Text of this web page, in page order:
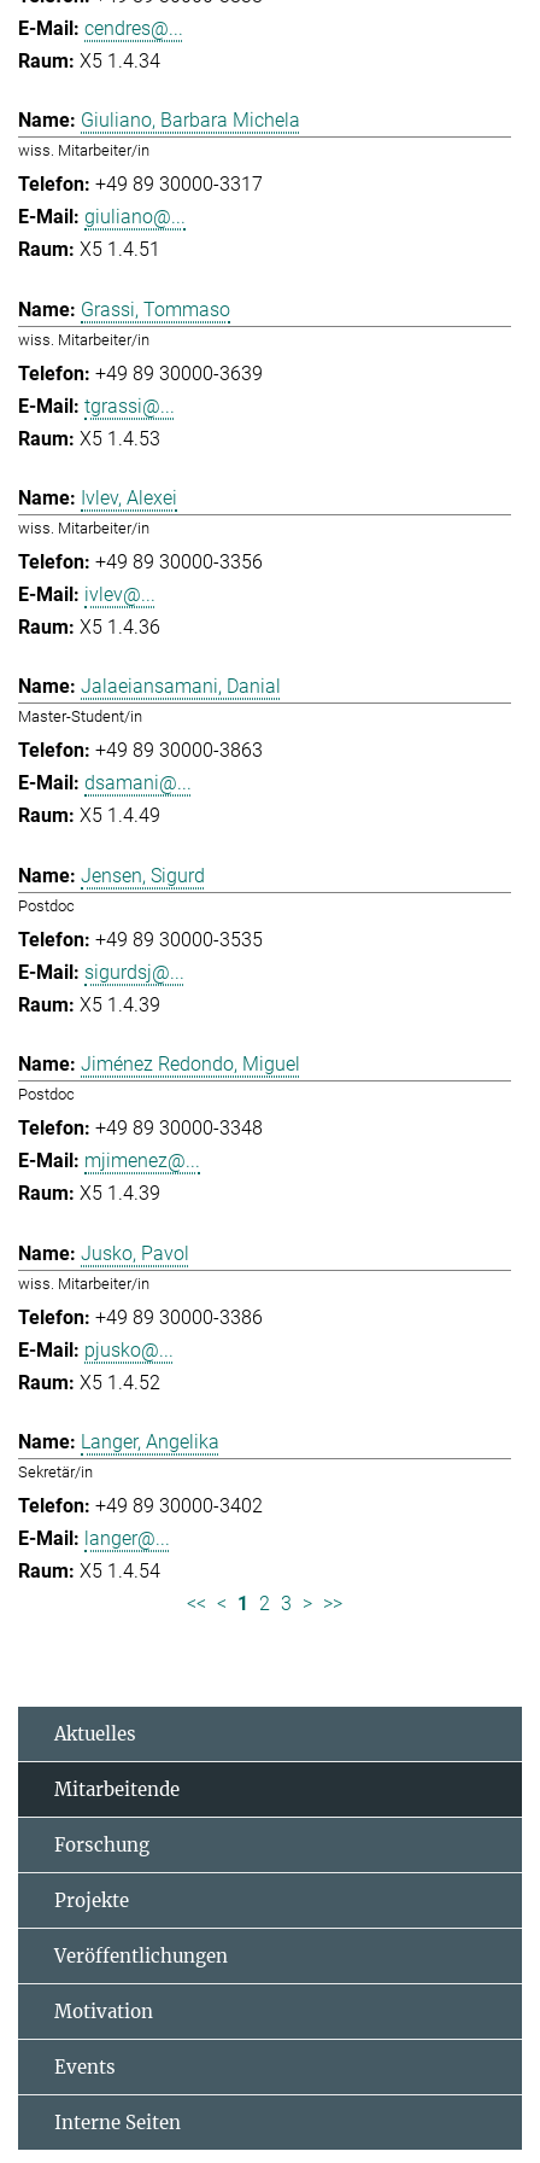
cendres@...
X5 1.4.34
Giuliano, Barbara Michela
wiss. Mitarbeiter/in
+49 89 30000-3317
giuliano@...
X5 1.4.51
Grassi, Tommaso
wiss. Mitarbeiter/in
+49 89 30000-3639
tgrassi@...
X5 1.4.53
Ivlev, Alexei
wiss. Mitarbeiter/in
+49 89 30000-3356
ivlev@...
X5 1.4.36
Jalaeiansamani, Danial
Master-Student/in
+49 89 30000-3863
dsamani@...
X5 1.4.49
Jensen, Sigurd
Postdoc
+49 89 30000-3535
sigurdsj@...
X5 1.4.39
Jiménez Redondo, Miguel
Postdoc
+49 89 30000-3348
mjimenez@...
X5 1.4.39
Jusko, Pavol
wiss. Mitarbeiter/in
+49 89 30000-3386
pjusko@...
X5 1.4.52
Langer, Angelika
Sekretär/in
+49 89 30000-3402
langer@...
X5 1.4.54
<< < 1 2 3 > >>
Aktuelles
Mitarbeitende
Forschung
Projekte
Veröffentlichungen
Motivation
Events
Interne Seiten